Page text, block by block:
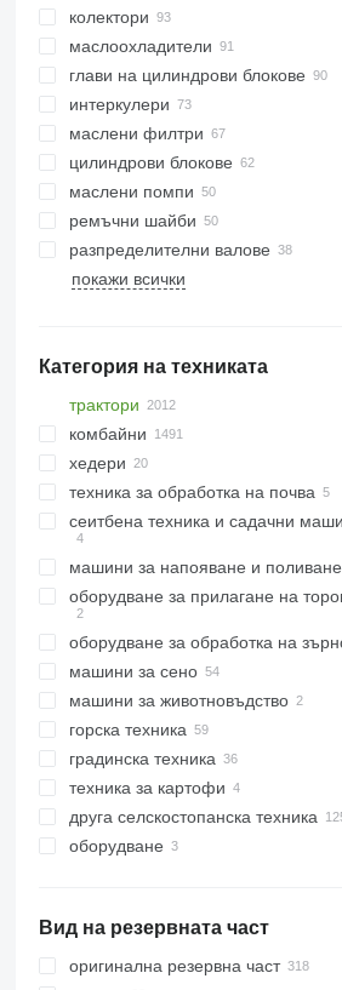
колектори
маслоохладители
глави на цилиндрови блокове
интеркулери
маслени филтри
цилиндрови блокове
маслени помпи
ремъчни шайби
разпределителни валове
покажи всички
Категория на техниката
трактори
верижни трактори
колесни трактори
мини трактори
комбайни
комбайни за памук
комбайни за цвекло
зърнокомбайни
комбайни за царевица
други комбайни
хедери
хедери за зърно
хедери за рапица
техника за обработка на почва
брани
сеитбена техника и садачни
разсадосадачни машини
машини за напояване и поливане
оборудване за прилагане на
торачки
цистерни за течна тор
оборудване за обработка на
зърнотоварачи
машини за сено
косачки
селскостопански товарачи
машини за животновъдство
машини за животновъдство
миксери за фураж
самоходни смесители-
горска техника
резачки за дърва
бензинови резачки
дробилки за клони
горски трактори
форвардери
градинска техника
косачки за трева
мотоблокове
тримери за трева
тракторни косачки
техника за картофи
картофосадачки
комбайни за картофи
друга селскостопанска техника
оборудване
друго оборудване
Вид на резервната част
оригинална резервна част